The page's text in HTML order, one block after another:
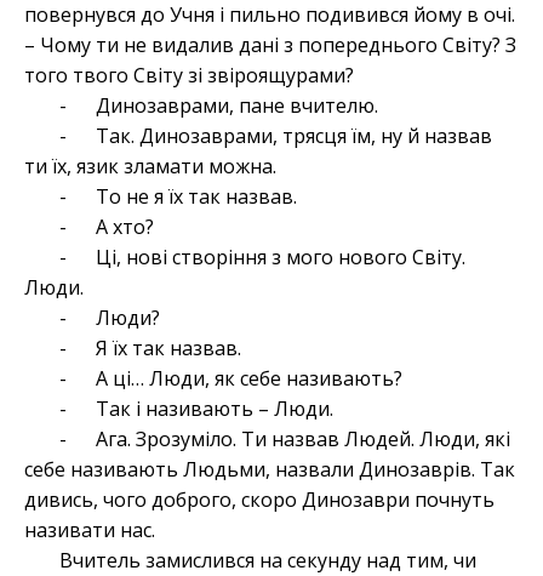
повернувся до Учня і пильно подивився йому в очі.
– Чому ти не видалив дані з попереднього Світу? З
того твого Світу зі звіроящурами?
- Динозаврами, пане вчителю.
- Так. Динозаврами, трясця їм, ну й назвав
ти їх, язик зламати можна.
- То не я їх так назвав.
- А хто?
- Ці, нові створіння з мого нового Світу.
Люди.
- Люди?
- Я їх так назвав.
- А ці… Люди, як себе називають?
- Так і називають – Люди.
- Ага. Зрозуміло. Ти назвав Людей. Люди, які
себе називають Людьми, назвали Динозаврів. Так
дивись, чого доброго, скоро Динозаври почнуть
називати нас.
Вчитель замислився на секунду над тим, чи